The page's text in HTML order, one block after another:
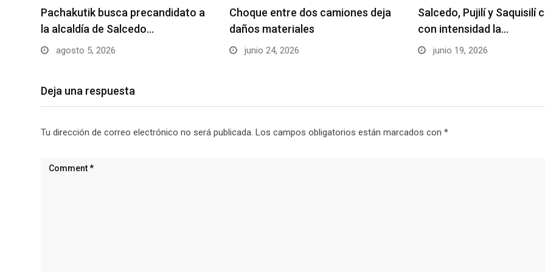
Pachakutik busca precandidato a
la alcaldía de Salcedo…
agosto 5, 2026
Choque entre dos camiones deja
daños materiales
junio 24, 2026
Salcedo, Pujilí y Saquisilí
con intensidad la…
junio 19, 2026
Deja una respuesta
Tu dirección de correo electrónico no será publicada. Los campos obligatorios están marcados con *